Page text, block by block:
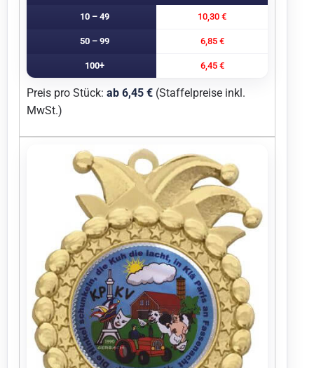
10 – 49 10,30 €
50 – 99 6,85 €
100+ 6,45 €
Preis pro Stück: ab 6,45 € (Staffelpreise inkl.
MwSt.)